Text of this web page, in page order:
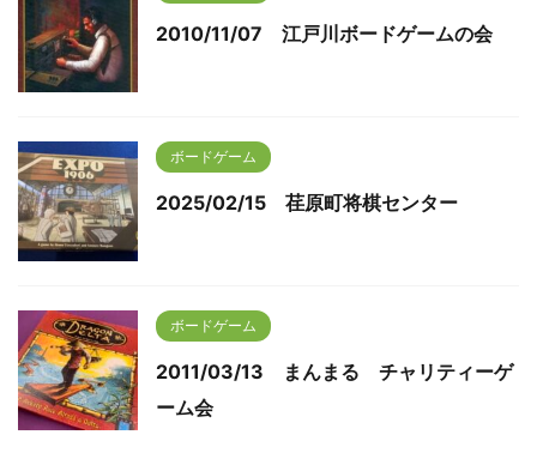
2010/11/07 江戸川ボードゲームの会
ボードゲーム
2025/02/15 荏原町将棋センター
ボードゲーム
2011/03/13 まんまる チャリティーゲ
ーム会